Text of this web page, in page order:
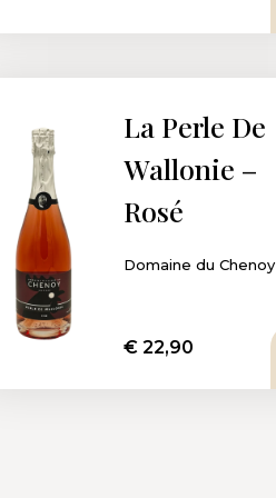
La Perle De
Wallonie –
Rosé
Domaine du Chenoy
€22,90